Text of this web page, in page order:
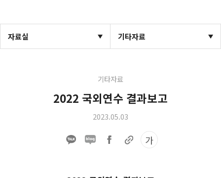
자료실 기타자료
기타자료
2022 국외연수 결과보고
2023.05.03
가